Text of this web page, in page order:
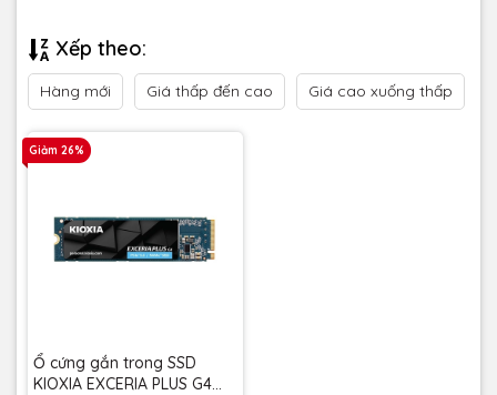
Xếp theo:
Hàng mới Giá thấp đến cao Giá cao xuống thấp
Giảm 26%
Ổ cứng gắn trong SSD
KIOXIA EXCERIA PLUS G4